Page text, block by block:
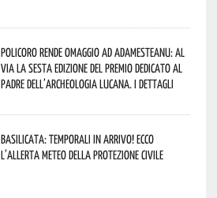
Policoro rende omaggio ad Adamesteanu: al
via la sesta edizione del Premio dedicato al
padre dell’archeologia lucana. I dettagli
Basilicata: temporali in arrivo! Ecco
l’allerta meteo della Protezione civile